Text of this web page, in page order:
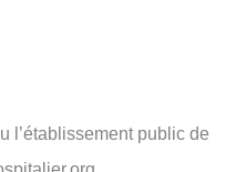
l’établissement public de